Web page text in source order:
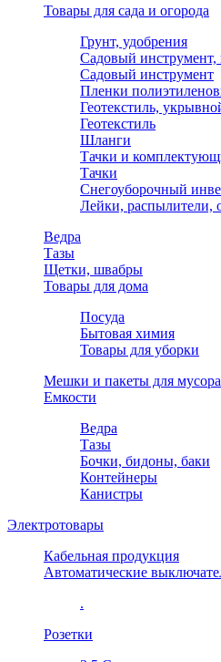
Товары для сада и огорода
Грунт, удобрения
Садовый инструмент,
Садовый инструмент
Пленки
Геотекстиль,
Геотекстиль
Шланги
Тачки и
Тачки
Снегоуборочный
Лейки, распылители,
Ведра
Тазы
Щетки, швабры
Товары для дома
Посуда
Бытовая химия
Товары для уборки
Мешки и пакеты для мусора
Емкости
Ведра
Тазы
Бочки, бидоны, баки
Контейнеры
Канистры
Электротовары
Кабельная продукция
Автоматические
.
Розетки